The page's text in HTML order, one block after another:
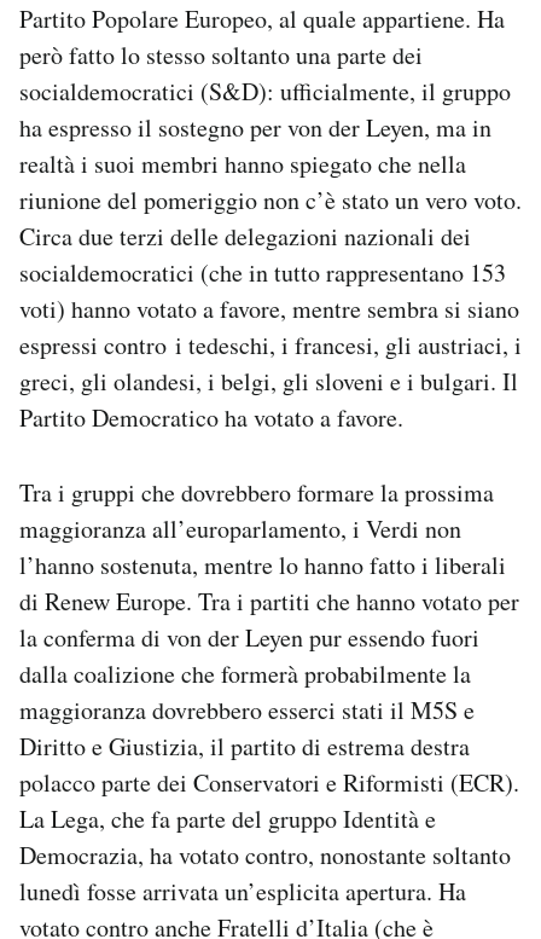
Partito Popolare Europeo, al quale appartiene. Ha
però fatto lo stesso soltanto una parte dei
socialdemocratici (S&D): ufficialmente, il gruppo
ha espresso il sostegno per von der Leyen, ma in
realtà i suoi membri hanno spiegato che nella
riunione del pomeriggio non c’è stato un vero voto.
Circa due terzi delle delegazioni nazionali dei
socialdemocratici (che in tutto rappresentano 153
voti) hanno votato a favore, mentre sembra si siano
espressi contro i tedeschi, i francesi, gli austriaci, i
greci, gli olandesi, i belgi, gli sloveni e i bulgari. Il
Partito Democratico ha votato a favore.
Tra i gruppi che dovrebbero formare la prossima
maggioranza all’europarlamento, i Verdi non
l’hanno sostenuta, mentre lo hanno fatto i liberali
di Renew Europe. Tra i partiti che hanno votato per
la conferma di von der Leyen pur essendo fuori
dalla coalizione che formerà probabilmente la
maggioranza dovrebbero esserci stati il M5S e
Diritto e Giustizia, il partito di estrema destra
polacco parte dei Conservatori e Riformisti (ECR).
La Lega, che fa parte del gruppo Identità e
Democrazia, ha votato contro, nonostante soltanto
lunedì fosse arrivata un’esplicita apertura. Ha
votato contro anche Fratelli d’Italia (che è